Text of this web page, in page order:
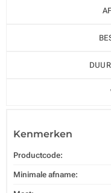
Kenmerken
Productcode:
Minimale afname: